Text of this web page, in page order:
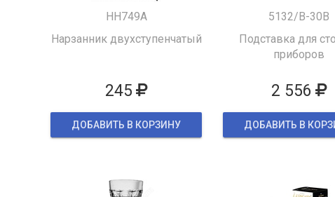
HH749A
Нарзанник двухступенчатый
245
ДОБАВИТЬ В КОРЗИНУ
5132/B-30B
Подставка для
приборов
2 556
ДОБАВИТЬ В